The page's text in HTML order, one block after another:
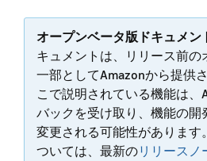
オープンベータ版ドキュメン
キュメントは、リリース前の
一部としてAmazonから提供
こで説明されている機能は、
バックを受け取り、機能の開
変更される可能性があります
ついては、最新のリリースノ